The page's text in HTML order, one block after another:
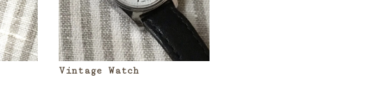
Vintage Watch